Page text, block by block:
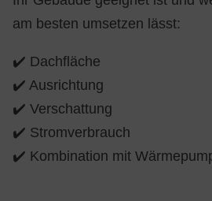
am besten umsetzen lässt:
✔️ Dachfläche
✔️ Ausrichtung
✔️ Verschattung
✔️ Stromverbrauch
✔️ Kombination mit